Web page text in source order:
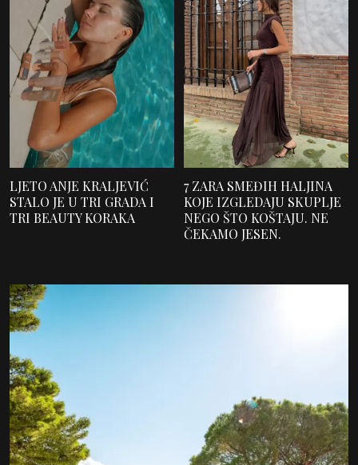
LJETO ANJE KRALJEVIĆ
STALO JE U TRI GRADA I
TRI BEAUTY KORAKA
7 ZARA SMEĐIH HALJINA
KOJE IZGLEDAJU SKUPLJE
NEGO ŠTO KOŠTAJU. NE
ČEKAMO JESEN.